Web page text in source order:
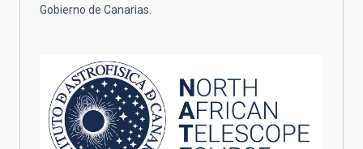
Gobierno de Canarias.